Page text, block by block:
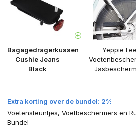
Bagagedragerkussen
Cushie Jeans
Black
Yeppie
Extra korting over de bundel: 2%
Voetensteuntjes, Voetbeschermers en
Bundel